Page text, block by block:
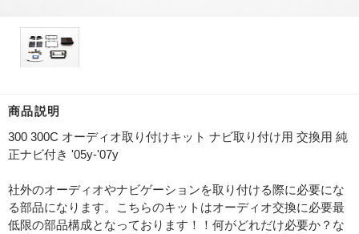
商品説明
300 300C オーディオ取り付けキット ナビ取り付け用 交換用 純
正ナビ付き '05y-'07y
社外のオーディオやナビゲーションを取り付ける際に必要にな
る部品になります。こちらのキットはオーディオ交換に必要最
低限の部品構成となっております！！何がどれだけ必要か？な